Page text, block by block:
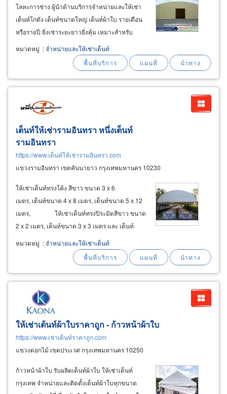
โลหะการช่าง ผู้นำด้านบริการจำหน่ายและให้เช่า
เต็นท์โกดัง เต็นท์ขนาดใหญ่ เต็นท์ผ้าใบ รายเดือน
หรือรายปี ยิ่งเช่าระยะยาวยิ่งคุ้ม เหมาะสำหรับ
ลูกค้ากลุ่มโรงงานอุตสาหกรรม โรงงานขนาดใหญ่
และเล็ก หน่วยงานราชการ และการใช้งานด้าน
การเกษตร คุณภาพของเต็นท์ผ้าใบ
หมวดหมู่ :จำหน่ายและให้เช่าเต็นท์
เต็นท์ให้เช่ารามอินทรา หนึ่งเต็นท์
รามอินทรา
https://www.เต็นท์ให้เช่ารามอินทรา.com
แขวงรามอินทรา เขตคันนายาว กรุงเทพมหานคร 10230
ให้เช่าเต็นท์ทรงโค้ง สีขาว ขนาด 3 x 6
เมตร, เต็นท์ขนาด 4 x 8 เมตร, เต็นท์ขนาด 5 x 12
เมตร, ให้เช่าเต็นท์ทรงปิระมิดสีขาว ขนาด
2 x 2 เมตร, เต็นท์ขนาด 3 x 3 เมตร และ เต็นท์
ขนาด 4 x 4 เมตร ให้เช่าเต็นท์ฟูจิ เต็นท์ผ้าใบทรง
หมวดหมู่ :จำหน่ายและให้เช่าเต็นท์
ให้เช่าเต้นท์ผ้าใบราคาถูก - ก้าวหน้าผ้าใบ
https://www.เช่าเต็นท์ราคาถูก.com
แขวงดอกไม้ เขตประเวศ กรุงเทพมหานคร 10250
ก้าวหน้าผ้าใบ รับผลิตเต็นท์ผ้าใบ ให้เช่าเต็นท์
กรุงเทพ จำหน่ายและติดตั้งเต็นท์ผ้าใบทุกขนาด